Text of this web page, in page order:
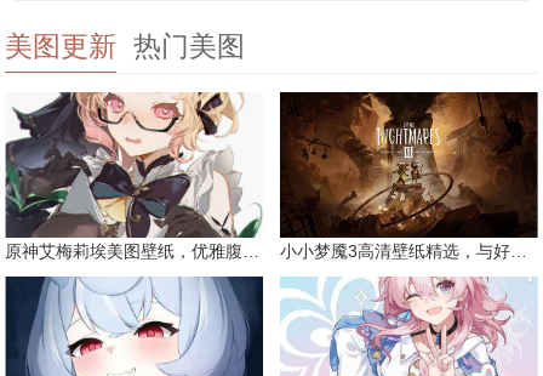
美图更新 热门美图
小小梦魇3高清壁纸精选，与好友一同面对恐惧